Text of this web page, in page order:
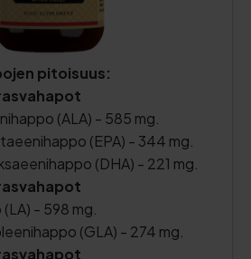
pitoisuus:
(ALA) - 585 mg.
(EPA) - 344 mg.
(DHA) - 221 mg.
- 598 mg.
(GLA) - 274 mg.